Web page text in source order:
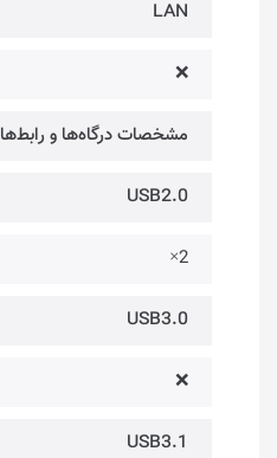
LAN
❌
مشخصات درگاه‌ها و رابط‌ها
USB2.0
2×
USB3.0
❌
USB3.1